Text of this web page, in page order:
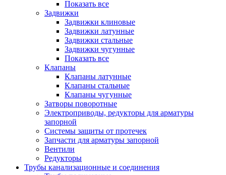
Показать все
Задвижки
Задвижки клиновые
Задвижки латунные
Задвижки стальные
Задвижки чугунные
Показать все
Клапаны
Клапаны латунные
Клапаны стальные
Клапаны чугунные
Затворы поворотные
Электроприводы, редукторы для арматуры
запорной
Системы защиты от протечек
Запчасти для арматуры запорной
Вентили
Редукторы
Трубы канализационные и соединения